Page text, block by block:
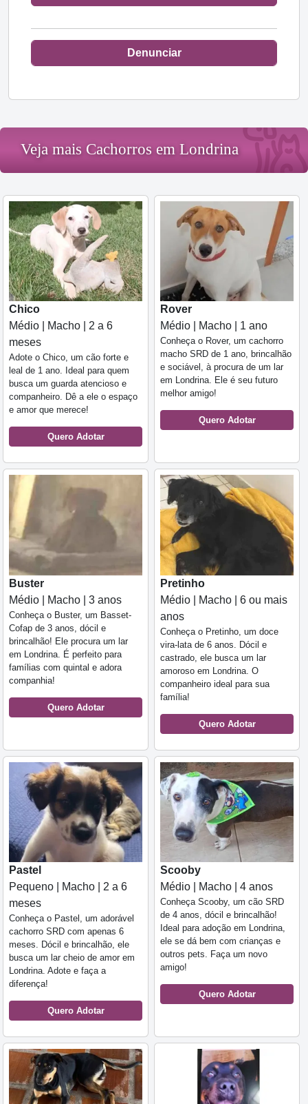
Denunciar
Veja mais Cachorros em Londrina
Chico
Médio | Macho | 2 a 6
meses
Adote o Chico, um cão forte e
leal de 1 ano. Ideal para quem
busca um guarda atencioso e
companheiro. Dê a ele o espaço
e amor que merece!
Quero Adotar
Rover
Médio | Macho | 1 ano
Conheça o Rover, um cachorro
macho SRD de 1 ano, brincalhão
e sociável, à procura de um lar
em Londrina. Ele é seu futuro
melhor amigo!
Quero Adotar
Buster
Médio | Macho | 3 anos
Conheça o Buster, um Basset-
Cofap de 3 anos, dócil e
brincalhão! Ele procura um lar
em Londrina. É perfeito para
famílias com quintal e adora
companhia!
Quero Adotar
Pretinho
Médio | Macho | 6 ou mais
anos
Conheça o Pretinho, um doce
vira-lata de 6 anos. Dócil e
castrado, ele busca um lar
amoroso em Londrina. O
companheiro ideal para sua
família!
Quero Adotar
Pastel
Pequeno | Macho | 2 a 6
meses
Conheça o Pastel, um adorável
cachorro SRD com apenas 6
meses. Dócil e brincalhão, ele
busca um lar cheio de amor em
Londrina. Adote e faça a
diferença!
Quero Adotar
Scooby
Médio | Macho | 4 anos
Conheça Scooby, um cão SRD
de 4 anos, dócil e brincalhão!
Ideal para adoção em Londrina,
ele se dá bem com crianças e
outros pets. Faça um novo
amigo!
Quero Adotar